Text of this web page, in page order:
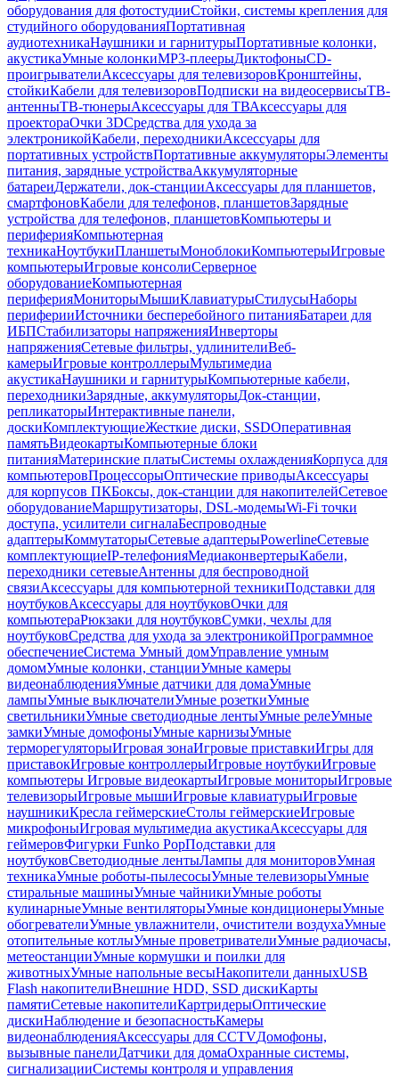
оборудования для фотостудииСтойки, системы крепления для
студийного оборудованияПортативная
аудиотехникаНаушники и гарнитурыПортативные колонки,
акустикаУмные колонкиMP3-плеерыДиктофоныCD-
проигрывателиАксессуары для телевизоровКронштейны,
стойкиКабели для телевизоровПодписки на видеосервисыТВ-
антенныТВ-тюнерыАксессуары для ТВАксессуары для
проектораОчки 3DСредства для ухода за
электроникойКабели, переходникиАксессуары для
портативных устройствПортативные аккумуляторыЭлементы
питания, зарядные устройстваАккумуляторные
батареиДержатели, док-станцииАксессуары для планшетов,
смартфоновКабели для телефонов, планшетовЗарядные
устройства для телефонов, планшетовКомпьютеры и
периферияКомпьютерная
техникаНоутбукиПланшетыМоноблокиКомпьютерыИгровые
компьютерыИгровые консолиСерверное
оборудованиеКомпьютерная
периферияМониторыМышиКлавиатурыСтилусыНаборы
периферииИсточники бесперебойного питанияБатареи для
ИБПСтабилизаторы напряженияИнверторы
напряженияСетевые фильтры, удлинителиВеб-
камерыИгровые контроллерыМультимедиа
акустикаНаушники и гарнитурыКомпьютерные кабели,
переходникиЗарядные, аккумуляторыДок-станции,
репликаторыИнтерактивные панели,
доскиКомплектующиеЖесткие диски, SSDОперативная
памятьВидеокартыКомпьютерные блоки
питанияМатеринские платыСистемы охлажденияКорпуса для
компьютеровПроцессорыОптические приводыАксессуары
для корпусов ПКБоксы, док-станции для накопителейСетевое
оборудованиеМаршрутизаторы, DSL-модемыWi-Fi точки
доступа, усилители сигналаБеспроводные
адаптерыКоммутаторыСетевые адаптерыPowerlineСетевые
комплектующиеIP-телефонияМедиаконвертерыКабели,
переходники сетевыеАнтенны для беспроводной
связиАксессуары для компьютерной техникиПодставки для
ноутбуковАксессуары для ноутбуковОчки для
компьютераРюкзаки для ноутбуковСумки, чехлы для
ноутбуковСредства для ухода за электроникойПрограммное
обеспечениеСистема Умный домУправление умным
домомУмные колонки, станцииУмные камеры
видеонаблюденияУмные датчики для домаУмные
лампыУмные выключателиУмные розеткиУмные
светильникиУмные светодиодные лентыУмные релеУмные
замкиУмные домофоныУмные карнизыУмные
терморегуляторыИгровая зонаИгровые приставкиИгры для
приставокИгровые контроллерыИгровые ноутбукиИгровые
компьютеры Игровые видеокартыИгровые мониторыИгровые
телевизорыИгровые мышиИгровые клавиатурыИгровые
наушникиКресла геймерскиеСтолы геймерскиеИгровые
микрофоныИгровая мультимедиа акустикаАксессуары для
геймеровФигурки Funko PopПодставки для
ноутбуковСветодиодные лентыЛампы для мониторовУмная
техникаУмные роботы-пылесосыУмные телевизорыУмные
стиральные машиныУмные чайникиУмные роботы
кулинарныеУмные вентиляторыУмные кондиционерыУмные
обогревателиУмные увлажнители, очистители воздухаУмные
отопительные котлыУмные проветривателиУмные радиочасы,
метеостанцииУмные кормушки и поилки для
животныхУмные напольные весыНакопители данныхUSB
Flash накопителиВнешние HDD, SSD дискиКарты
памятиСетевые накопителиКартридерыОптические
дискиНаблюдение и безопасностьКамеры
видеонаблюденияАксессуары для CCTVДомофоны,
вызывные панелиДатчики для домаОхранные системы,
сигнализацииСистемы контроля и управления